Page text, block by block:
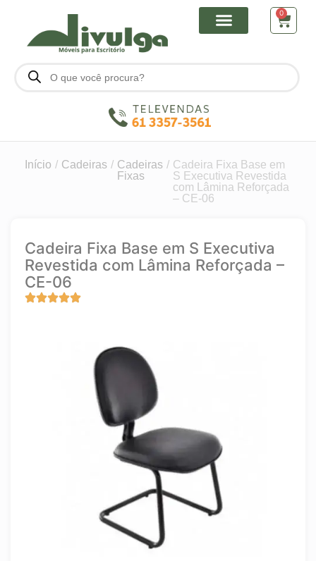
0
Início / Cadeiras / Cadeiras
Fixas
/ Cadeira Fixa Base em
S Executiva Revestida
com Lâmina Reforçada
– CE-06
Cadeira Fixa Base em S Executiva
Revestida com Lâmina Reforçada –
CE-06